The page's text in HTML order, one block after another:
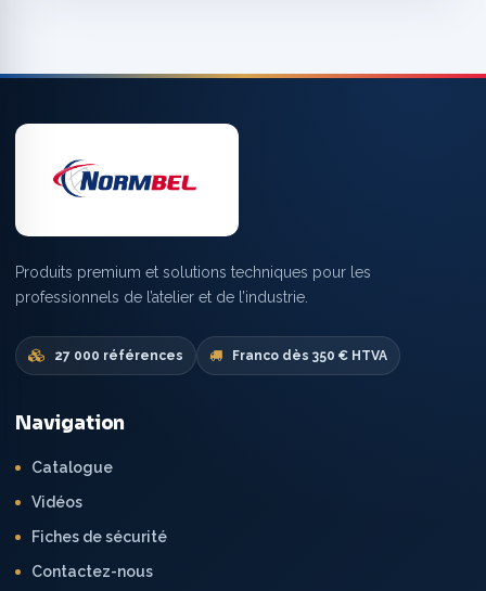
Produits premium et solutions techniques pour les
professionnels de l’atelier et de l’industrie.
27 000 références Franco dès 350 € HTVA
Navigation
Catalogue
Vidéos
Fiches de sécurité
Contactez-nous